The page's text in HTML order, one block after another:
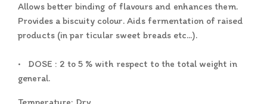
Allows better binding of flavours and enhances them.
Provides a biscuity colour. Aids fermentation of raised
products (in par ticular sweet breads etc...).
•
DOSE : 2 to 5 % with respect to the total weight in
general.